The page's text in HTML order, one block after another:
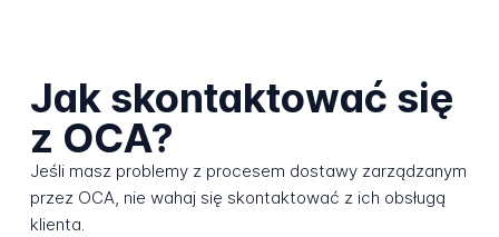
Jak skontaktować się
z OCA?
Jeśli masz problemy z procesem dostawy zarządzanym
przez OCA, nie wahaj się skontaktować z ich obsługą
klienta.